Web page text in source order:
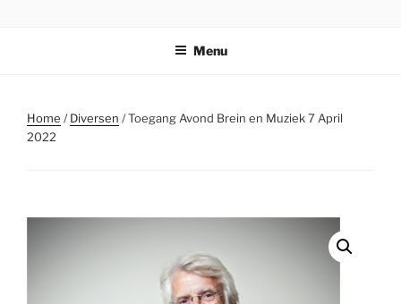
Menu
Home /Diversen / Toegang Avond Brein en Muziek 7 April
2022